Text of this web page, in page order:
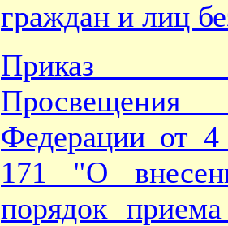
граждан и лиц
Приказ
Федерации от
171 "О
порядок